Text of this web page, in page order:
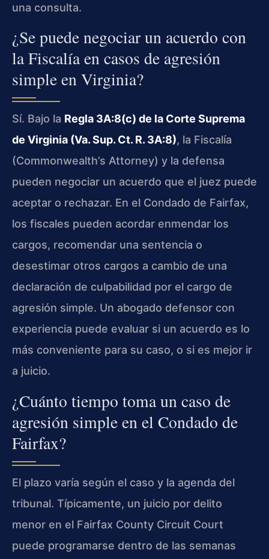
una consulta.
¿Se puede negociar un acuerdo con
la Fiscalía en casos de agresión
simple en Virginia?
Sí. Bajo la Regla 3A:8(c) de la Corte Suprema
de Virginia (Va. Sup. Ct. R. 3A:8), la Fiscalía
(Commonwealth’s Attorney) y la defensa
pueden negociar un acuerdo que el juez puede
aceptar o rechazar. En el Condado de Fairfax,
los fiscales pueden acordar enmendar los
cargos, recomendar una sentencia o
desestimar otros cargos a cambio de una
declaración de culpabilidad por el cargo de
agresión simple. Un abogado defensor con
experiencia puede evaluar si un acuerdo es lo
más conveniente para su caso, o si es mejor ir
a juicio.
¿Cuánto tiempo toma un caso de
agresión simple en el Condado de
Fairfax?
El plazo varía según el caso y la agenda del
tribunal. Típicamente, un juicio por delito
menor en el Fairfax County Circuit Court
puede programarse dentro de las semanas